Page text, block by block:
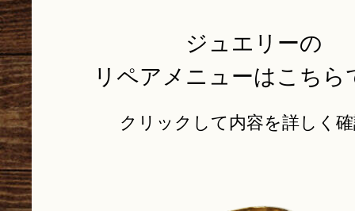
ジュエリーの
リペアメニューはこちら
クリックして内容を詳しく